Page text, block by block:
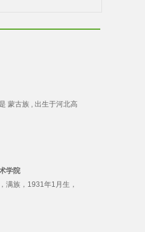
蒙古族 , 出生于河北高
学院
满族，1931年1月生，